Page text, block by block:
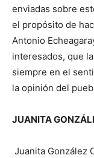
enviadas sobre
el propósito de
Antonio
interesados, que
siempre en el
la opinión del
JUANITA
Juanita González